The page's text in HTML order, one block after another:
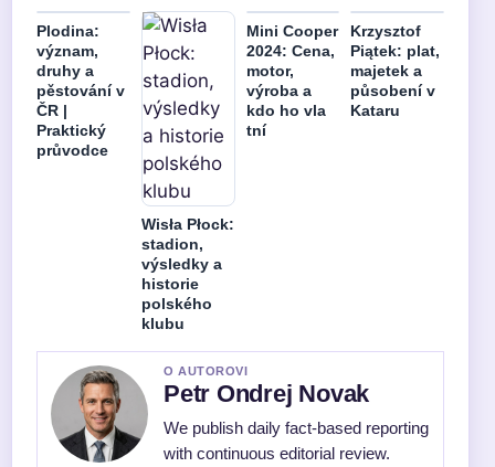
Plodina:
význam,
druhy a
pěstování v
ČR |
Praktický
průvodce
Wisła Płock:
stadion,
výsledky a
historie
polského
klubu
Mini Cooper
2024: Cena,
motor,
výroba a
kdo ho vla
tní
Krzysztof
Piątek: plat,
majetek a
působení v
Kataru
O AUTOROVI
Petr Ondrej Novak
We publish daily fact-based reporting
with continuous editorial review.